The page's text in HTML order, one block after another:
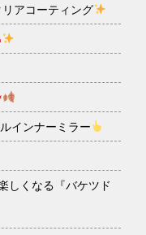
アコーティング
インナーミラー
しくなる『バケツド